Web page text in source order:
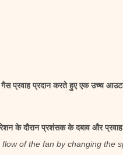
प्रवाह प्रदान करते हुए एक उच्च
के दौरान प्रशंसक के दबाव और
of the fan by changing the